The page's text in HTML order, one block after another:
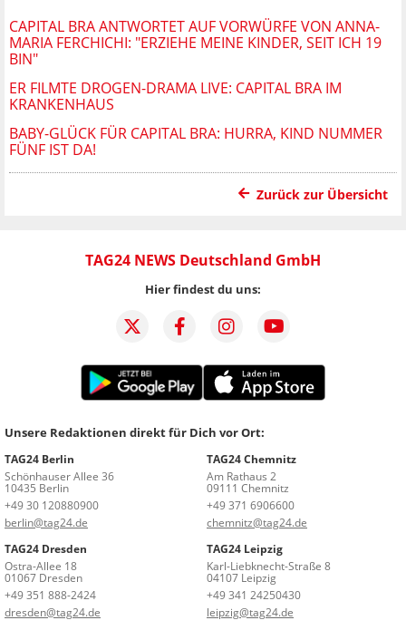
CAPITAL BRA ANTWORTET AUF VORWÜRFE VON ANNA-
MARIA FERCHICHI: "ERZIEHE MEINE KINDER, SEIT ICH 19
BIN"
ER FILMTE DROGEN-DRAMA LIVE: CAPITAL BRA IM
KRANKENHAUS
BABY-GLÜCK FÜR CAPITAL BRA: HURRA, KIND NUMMER
FÜNF IST DA!
Zurück zur Übersicht
TAG24 NEWS Deutschland GmbH
Hier findest du uns:
Unsere Redaktionen direkt für Dich vor Ort:
TAG24 Berlin
Schönhauser Allee 36
10435 Berlin
+49 30 120880900
berlin@tag24.de
TAG24 Chemnitz
Am Rathaus 2
09111 Chemnitz
+49 371 6906600
chemnitz@tag24.de
TAG24 Dresden
Ostra-Allee 18
01067 Dresden
+49 351 888-2424
dresden@tag24.de
TAG24 Leipzig
Karl-Liebknecht-Straße 8
04107 Leipzig
+49 341 24250430
leipzig@tag24.de